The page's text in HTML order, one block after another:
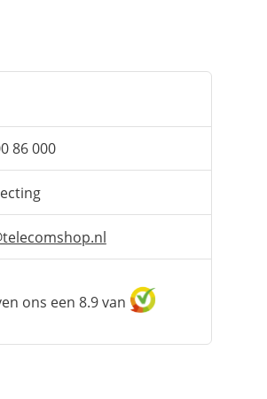
86 000
ons een 8.9 van